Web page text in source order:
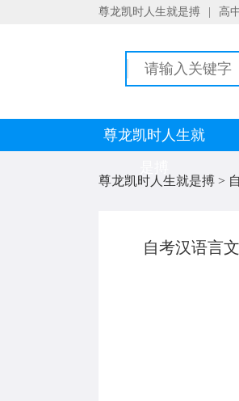
尊龙凯时人生就是搏 高
尊龙凯时人生就
尊龙凯时人生就是搏 >
自考汉语言